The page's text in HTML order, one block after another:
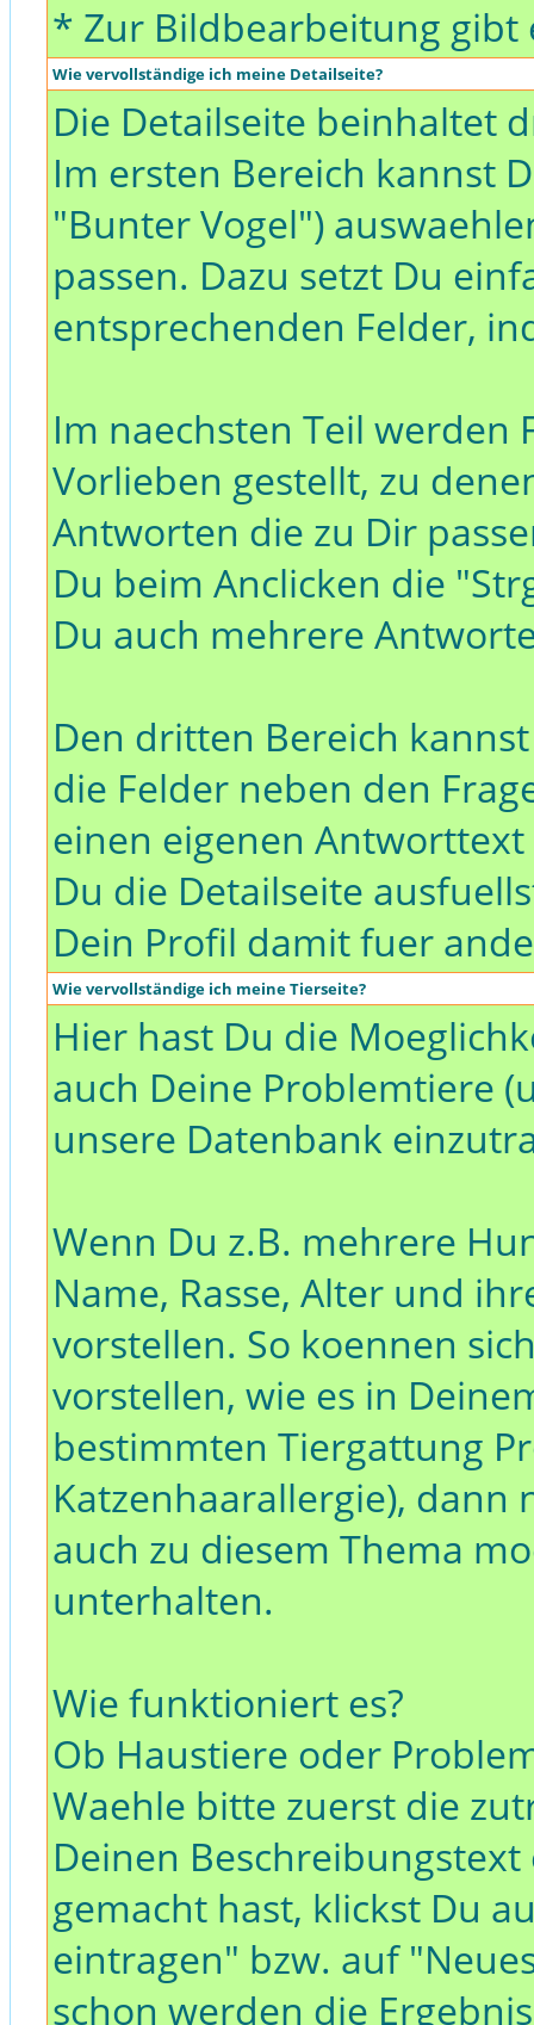
* Zur Bildbearbeitung gibt
Wie vervollständige ich meine Detailseite?
Die Detailseite beinhaltet
Im ersten Bereich kannst
"Bunter Vogel")
passen. Dazu setzt Du
entsprechenden Felder,
Im naechsten Teil werden
Vorlieben gestellt, zu
Antworten die zu Dir
Du beim Anclicken die
Du auch mehrere
Den dritten Bereich
die Felder neben den
einen eigenen
Du die Detailseite
Dein Profil damit fuer
Wie vervollständige ich meine Tierseite?
Hier hast Du die
auch Deine Problemtiere
unsere Datenbank
Wenn Du z.B. mehrere
Name, Rasse, Alter und
vorstellen. So koennen
vorstellen, wie es in
bestimmten Tiergattung
Katzenhaarallergie),
auch zu diesem Thema
unterhalten.
Wie funktioniert es?
Ob Haustiere oder
Waehle bitte zuerst die
Deinen
gemacht hast, klickst Du
eintragen" bzw. auf
schon werden die